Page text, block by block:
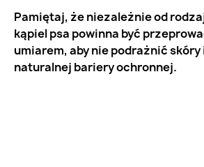
Pamiętaj, że niezależnie od
kąpiel psa powinna być
umiarem, aby nie podrażnić
naturalnej bariery ochronnej.